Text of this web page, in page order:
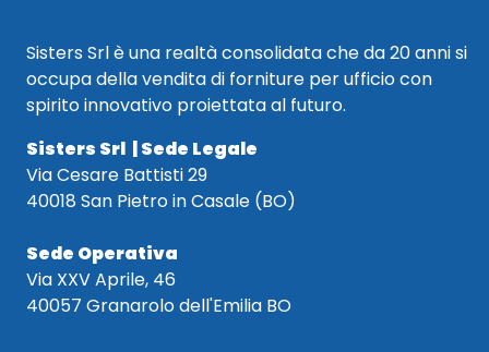
Sisters Srl è una realtà consolidata che da 20 anni si
occupa della vendita di forniture per ufficio con
spirito innovativo proiettata al futuro.
Sisters Srl | Sede Legale
Via Cesare Battisti 29
40018 San Pietro in Casale (BO)
Sede Operativa
Via XXV Aprile, 46
40057 Granarolo dell'Emilia BO